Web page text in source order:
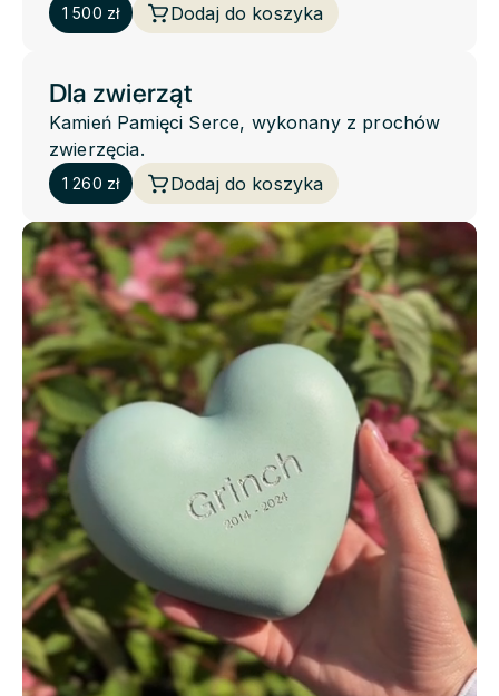
Dla zwierząt
Kamień Pamięci Serce, wykonany z prochów
zwierzęcia.
1 260 zł Dodaj do koszyka
1 500 zł Dodaj do koszyka